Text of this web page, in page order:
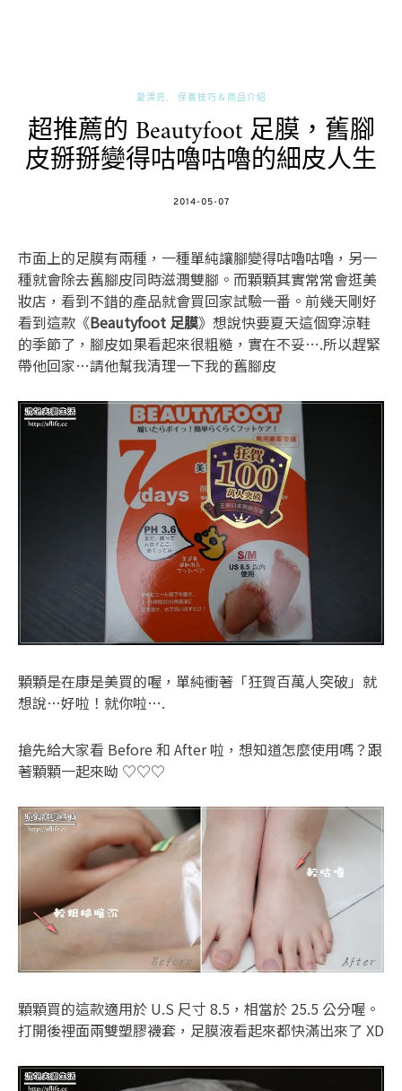
愛漂亮 保養技巧＆商品介紹
超推薦的 Beautyfoot 足膜，舊腳
皮掰掰變得咕嚕咕嚕的細皮人生
POSTED
2014-05-07
市面上的足膜有兩種，一種單純讓腳變得咕嚕咕嚕，另一
種就會除去舊腳皮同時滋潤雙腳。而顆顆其實常常會逛美
妝店，看到不錯的產品就會買回家試驗一番。前幾天剛好
看到這款《Beautyfoot 足膜》想說快要夏天這個穿涼鞋
的季節了，腳皮如果看起來很粗糙，實在不妥….所以趕緊
帶他回家…請他幫我清理一下我的舊腳皮
顆顆是在康是美買的喔，單純衝著「狂賀百萬人突破」就
想說…好啦！就你啦….
搶先給大家看 Before 和 After 啦，想知道怎麼使用嗎？跟
著顆顆一起來呦 ♡♡♡
顆顆買的這款適用於 U.S 尺寸 8.5，相當於 25.5 公分喔。
打開後裡面兩雙塑膠襪套，足膜液看起來都快滿出來了 XD